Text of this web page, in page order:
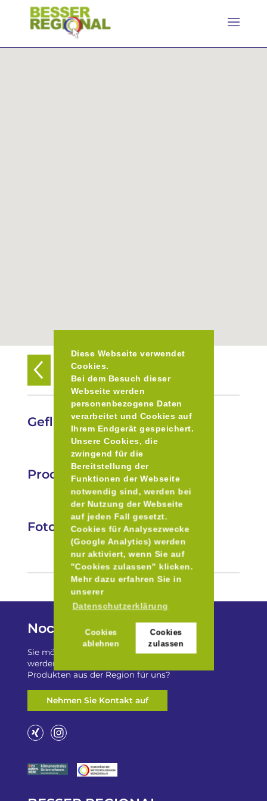
Diese Webseite verwendet
Cookies.
Bei dem Besuch dieser
Webseite werden
personenbezogene Daten
verarbeitet und Cookies auf
Ihrem Endgerät gespeichert.
Unsere Cookies, die
zwingend für die
Bereitstellung der
Funktionen der Webseite
notwendig sind, werden bei
der Nutzung der Webseite
auf jeden Fall gesetzt.
Cookies für Analysezwecke
(Google Analytics) werden
nur aktiviert, wenn Sie auf
"Cookies zulassen" klicken.
Mehr dazu erfahren Sie in
unserer
Datenschutzerklärung
Cookies
ablehnen
Cookies
zulassen
Zurück zur Übersicht
Geflügelhof Obermeier
Produkte
Fotos
Noch Fragen?
Sie möchten auf „Besser Regional“ gelistet
werden? Oder haben Sie einen Freizeittip zu
Produkten aus der Region für uns?
Nehmen Sie Kontakt auf